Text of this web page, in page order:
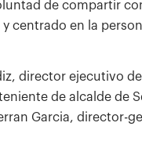
de compartir
centrado en la
director ejecutivo
de alcalde de
Garcia, director-